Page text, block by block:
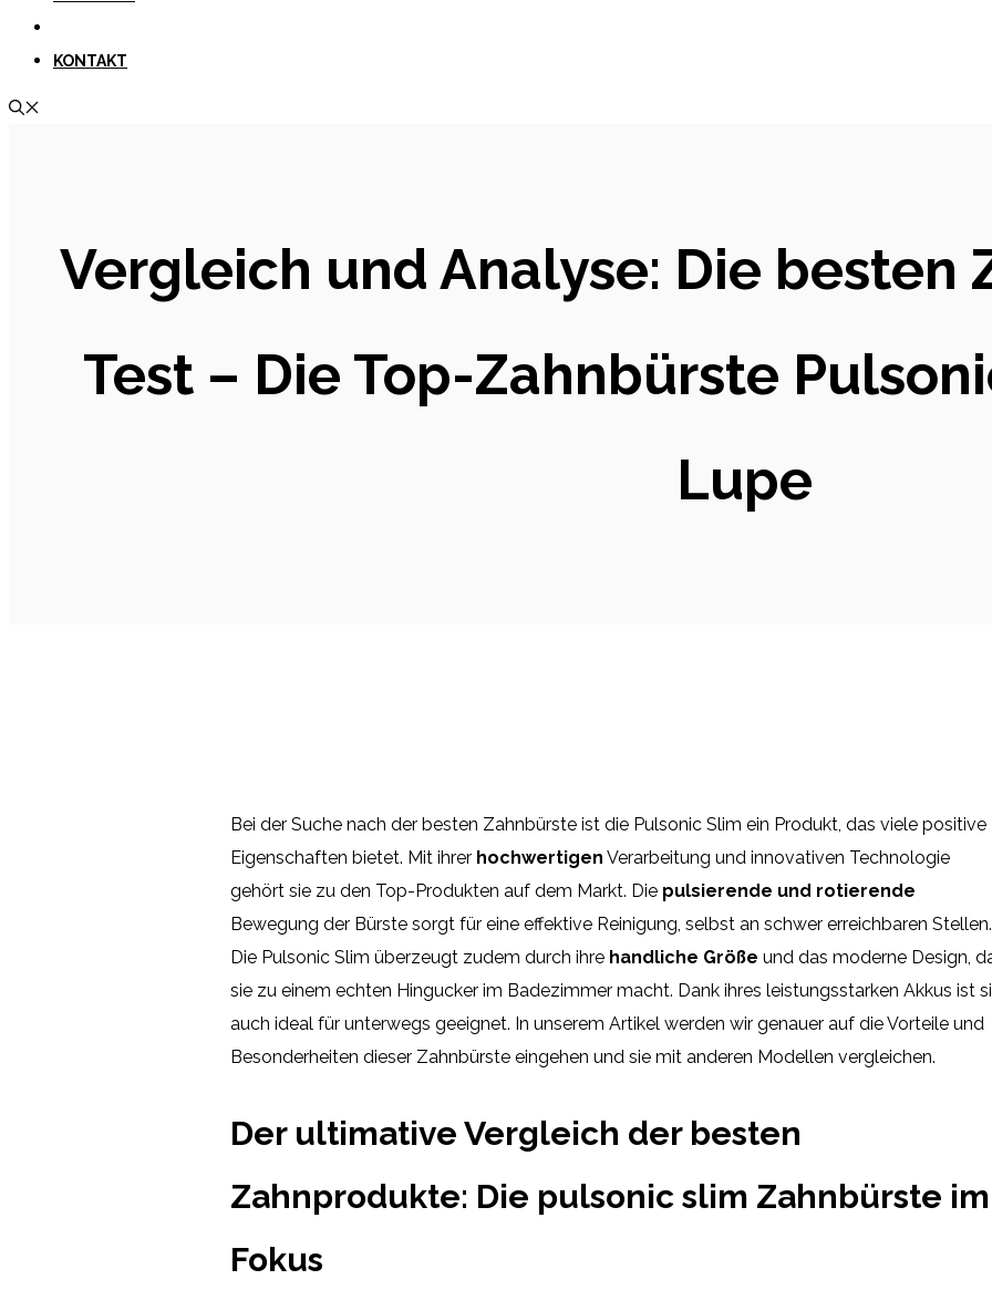
KONTAKT
Vergleich und Analyse: Die besten
Test – Die Top-Zahnbürste
Lupe
Bei der Suche nach der besten Zahnbürste ist die Pulsonic Slim ein Produkt, das viele positive
Eigenschaften bietet. Mit ihrer hochwertigen Verarbeitung und innovativen Technologie
gehört sie zu den Top-Produkten auf dem Markt. Die pulsierende und rotierende
Bewegung der Bürste sorgt für eine effektive Reinigung, selbst an schwer erreichbaren Stellen.
Die Pulsonic Slim überzeugt zudem durch ihre handliche Größe und das moderne Design,
sie zu einem echten Hingucker im Badezimmer macht. Dank ihres leistungsstarken Akkus ist
auch ideal für unterwegs geeignet. In unserem Artikel werden wir genauer auf die Vorteile und
Besonderheiten dieser Zahnbürste eingehen und sie mit anderen Modellen vergleichen.
Der ultimative Vergleich der besten
Zahnprodukte: Die pulsonic slim Zahnbürste im
Fokus